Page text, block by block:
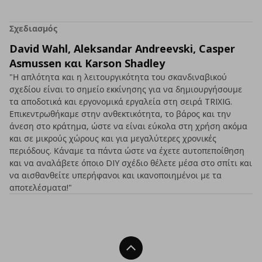
Σχεδιασμός
David Wahl, Aleksandar Andreevski, Casper
Asmussen και Karson Shadley
"Η απλότητα και η λειτουργικότητα του σκανδιναβικού
σχεδίου είναι το σημείο εκκίνησης για να δημιουργήσουμε
τα αποδοτικά και εργονομικά εργαλεία στη σειρά TRIXIG.
Επικεντρωθήκαμε στην ανθεκτικότητα, το βάρος και την
άνεση στο κράτημα, ώστε να είναι εύκολα στη χρήση ακόμα
και σε μικρούς χώρους και για μεγαλύτερες χρονικές
περιόδους. Κάναμε τα πάντα ώστε να έχετε αυτοπεποίθηση
και να αναλάβετε όποιο DIY σχέδιο θέλετε μέσα στο σπίτι και
να αισθανθείτε υπερήφανοι και ικανοποιημένοι με τα
αποτελέσματα!"
Back To Top